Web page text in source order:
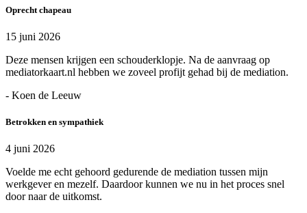
Oprecht chapeau
15 juni 2026
Deze mensen krijgen een schouderklopje. Na de aanvraag op
mediatorkaart.nl hebben we zoveel profijt gehad bij de mediation.
- Koen de Leeuw
Betrokken en sympathiek
4 juni 2026
Voelde me echt gehoord gedurende de mediation tussen mijn
werkgever en mezelf. Daardoor kunnen we nu in het proces snel
door naar de uitkomst.